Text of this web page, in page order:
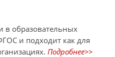
в образовательных
и подходит как для
Подробнее>>